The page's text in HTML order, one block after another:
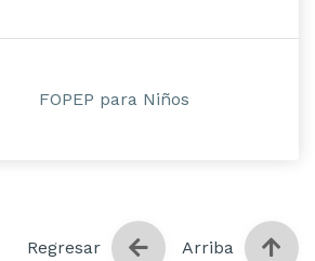
FOPEP para Niños
Regresar Arriba